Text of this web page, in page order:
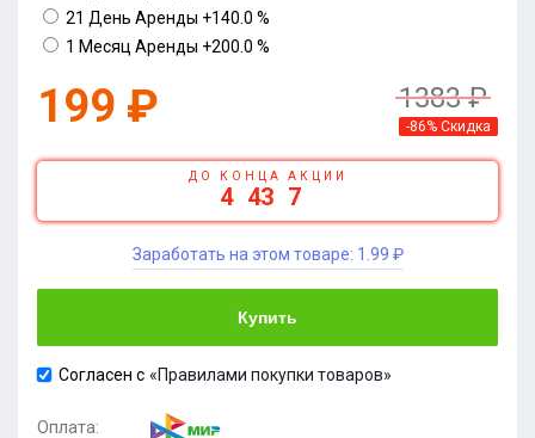
21 День Аренды +140.0 %
1 Месяц Аренды +200.0 %
199 ₽ 1383 ₽
-86% Скидка
ДО КОНЦА АКЦИИ
4 43 7
Заработать на этом товаре: 1.99 ₽
Купить
Согласен с «Правилами покупки товаров»
Оплата: